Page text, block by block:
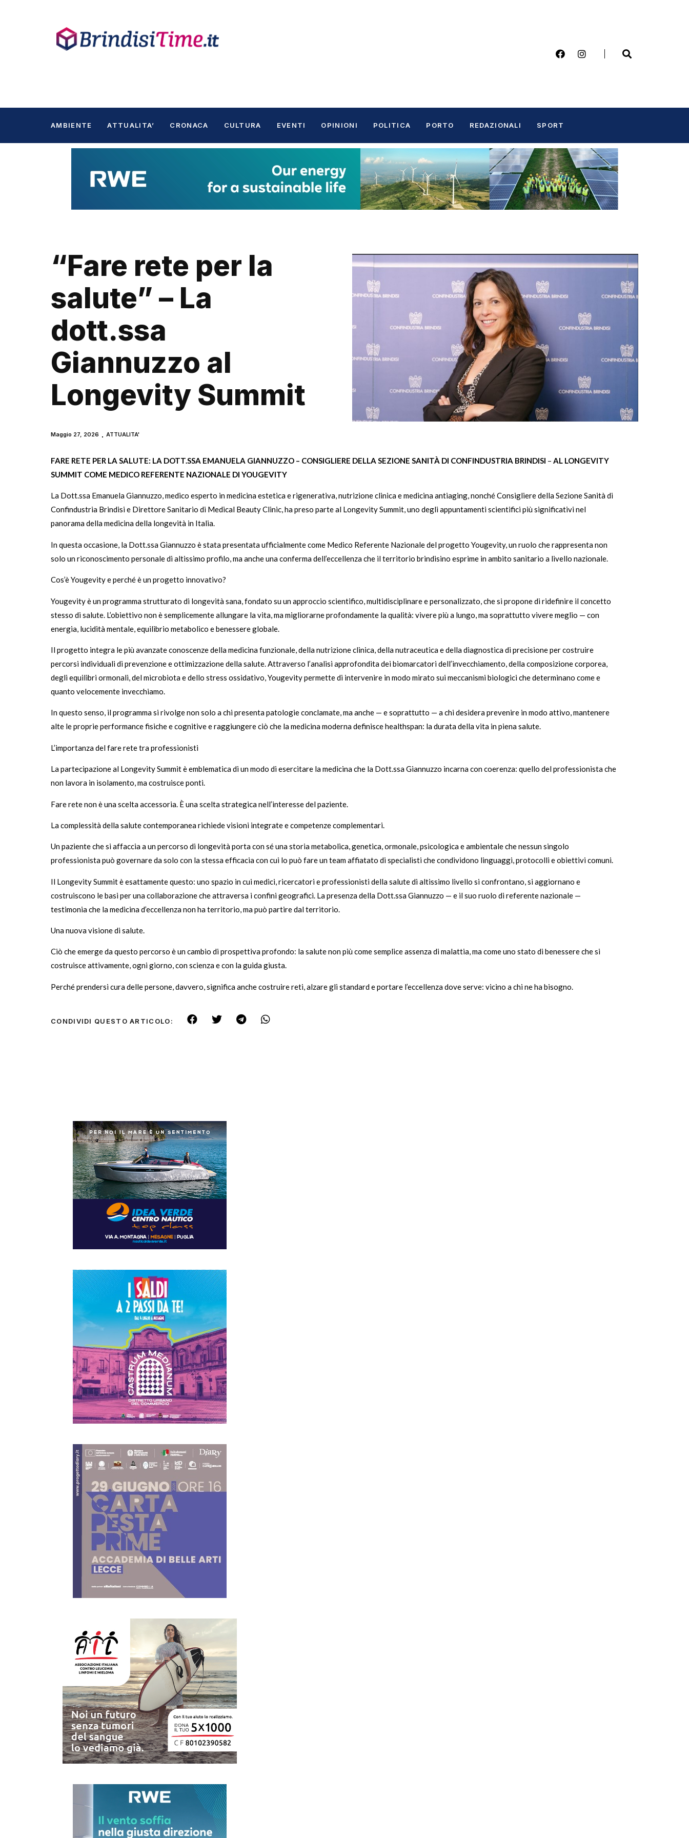
AMBIENTE ATTUALITA’ CRONACA CULTURA EVENTI OPINIONI POLITICA PORTO REDAZIONALI SPORT
“Fare rete per la
salute” – La
dott.ssa
Giannuzzo al
Longevity Summit
Maggio 27, 2026 ATTUALITA'
FARE RETE PER LA SALUTE: LA DOTT.SSA EMANUELA GIANNUZZO – CONSIGLIERE DELLA SEZIONE SANITÀ DI CONFINDUSTRIA BRINDISI – AL LONGEVITY
SUMMIT COME MEDICO REFERENTE NAZIONALE DI YOUGEVITY
La Dott.ssa Emanuela Giannuzzo, medico esperto in medicina estetica e rigenerativa, nutrizione clinica e medicina antiaging, nonché Consigliere della Sezione Sanità di
Confindustria Brindisi e Direttore Sanitario di Medical Beauty Clinic, ha preso parte al Longevity Summit, uno degli appuntamenti scientifici più significativi nel
panorama della medicina della longevità in Italia.
In questa occasione, la Dott.ssa Giannuzzo è stata presentata ufficialmente come Medico Referente Nazionale del progetto Yougevity, un ruolo che rappresenta non
solo un riconoscimento personale di altissimo profilo, ma anche una conferma dell’eccellenza che il territorio brindisino esprime in ambito sanitario a livello nazionale.
Cos’è Yougevity e perché è un progetto innovativo?
Yougevity è un programma strutturato di longevità sana, fondato su un approccio scientifico, multidisciplinare e personalizzato, che si propone di ridefinire il concetto
stesso di salute. L’obiettivo non è semplicemente allungare la vita, ma migliorarne profondamente la qualità: vivere più a lungo, ma soprattutto vivere meglio — con
energia, lucidità mentale, equilibrio metabolico e benessere globale.
Il progetto integra le più avanzate conoscenze della medicina funzionale, della nutrizione clinica, della nutraceutica e della diagnostica di precisione per costruire
percorsi individuali di prevenzione e ottimizzazione della salute. Attraverso l’analisi approfondita dei biomarcatori dell’invecchiamento, della composizione corporea,
degli equilibri ormonali, del microbiota e dello stress ossidativo, Yougevity permette di intervenire in modo mirato sui meccanismi biologici che determinano come e
quanto velocemente invecchiamo.
In questo senso, il programma si rivolge non solo a chi presenta patologie conclamate, ma anche — e soprattutto — a chi desidera prevenire in modo attivo, mantenere
alte le proprie performance fisiche e cognitive e raggiungere ciò che la medicina moderna definisce healthspan: la durata della vita in piena salute.
L’importanza del fare rete tra professionisti
La partecipazione al Longevity Summit è emblematica di un modo di esercitare la medicina che la Dott.ssa Giannuzzo incarna con coerenza: quello del professionista che
non lavora in isolamento, ma costruisce ponti.
Fare rete non è una scelta accessoria. È una scelta strategica nell’interesse del paziente.
La complessità della salute contemporanea richiede visioni integrate e competenze complementari.
Un paziente che si affaccia a un percorso di longevità porta con sé una storia metabolica, genetica, ormonale, psicologica e ambientale che nessun singolo
professionista può governare da solo con la stessa efficacia con cui lo può fare un team affiatato di specialisti che condividono linguaggi, protocolli e obiettivi comuni.
Il Longevity Summit è esattamente questo: uno spazio in cui medici, ricercatori e professionisti della salute di altissimo livello si confrontano, si aggiornano e
costruiscono le basi per una collaborazione che attraversa i confini geografici. La presenza della Dott.ssa Giannuzzo — e il suo ruolo di referente nazionale —
testimonia che la medicina d’eccellenza non ha territorio, ma può partire dal territorio.
Una nuova visione di salute.
Ciò che emerge da questo percorso è un cambio di prospettiva profondo: la salute non più come semplice assenza di malattia, ma come uno stato di benessere che si
costruisce attivamente, ogni giorno, con scienza e con la guida giusta.
Perché prendersi cura delle persone, davvero, significa anche costruire reti, alzare gli standard e portare l’eccellenza dove serve: vicino a chi ne ha bisogno.
CONDIVIDI QUESTO ARTICOLO: